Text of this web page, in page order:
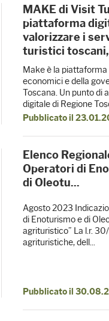
MAKE di Visit
piattaforma
valorizzare i
turistici toscani,
Make è la
economici e della
Toscana. Un punto di
digitale di Regione
Pubblicato il
Elenco
Operatori di
di Oleotu...
Agosto 2023
di Enoturismo e di
agrituristico” La l.r.
agrituristiche, dell...
Pubblicato il